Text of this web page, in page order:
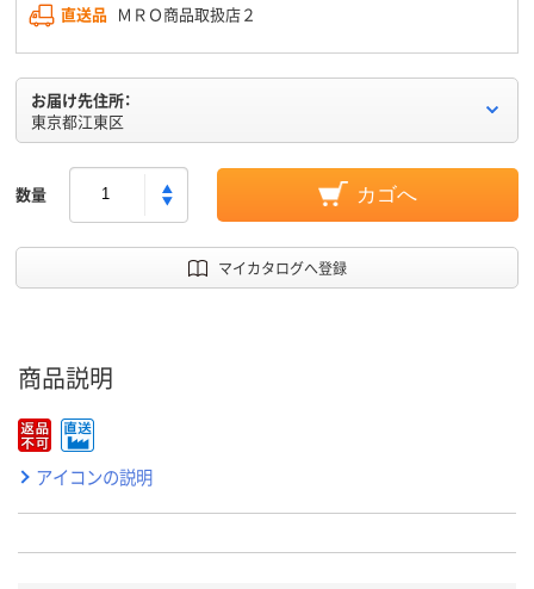
直送品 ＭＲＯ商品取扱店２
お届け先住所：
東京都江東区
数量 カゴへ
マイカタログへ登録
商品説明
アイコンの説明